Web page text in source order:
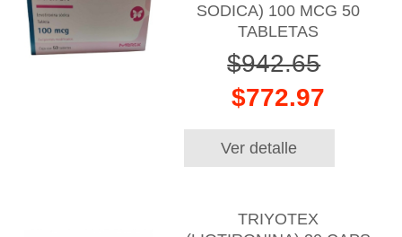
SODICA) 100 MCG 50
TABLETAS
$942.65
$772.97
Ver detalle
TRIYOTEX